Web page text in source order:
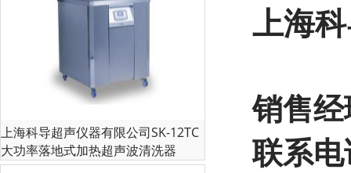
上海科导超声仪器有限公司SK-12TC
大功率落地式加热超声波清洗器
上海
销售
联系